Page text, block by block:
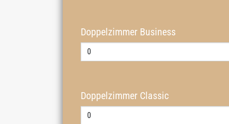
Doppelzimmer Business
Doppelzimmer Classic